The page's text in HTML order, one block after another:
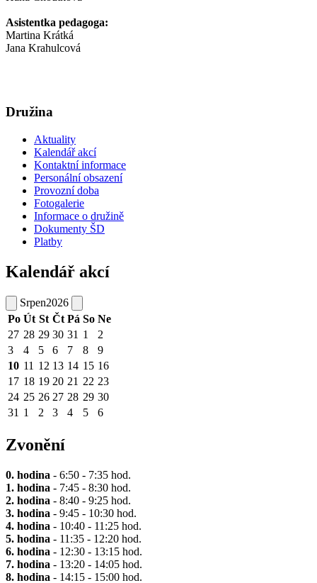
Asistentka pedagoga:
Martina Krátká
Jana Krahulcová
Družina
Aktuality
Kalendář akcí
Kontaktní informace
Personální obsazení
Provozní doba
Fotogalerie
Informace o družině
Dokumenty ŠD
Platby
Kalendář akcí
Srpen2026
Po Út St Čt Pá So Ne
27 28 29 30 31 1
2
3
4 5 6 7 8
9
10 11 12 13 14 15 16
17 18 19 20 21 22 23
24 25 26 27 28 29 30
31 1 2 3 4 5 6
Zvonění
0. hodina - 6:50 - 7:35 hod.
1. hodina - 7:45 - 8:30 hod.
2. hodina - 8:40 - 9:25 hod.
3. hodina - 9:45 - 10:30 hod.
4. hodina - 10:40 - 11:25 hod.
5. hodina - 11:35 - 12:20 hod.
6. hodina - 12:30 - 13:15 hod.
7. hodina - 13:20 - 14:05 hod.
8. hodina - 14:15 - 15:00 hod.